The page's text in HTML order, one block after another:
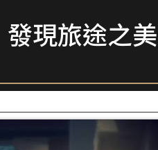
發現旅途之美